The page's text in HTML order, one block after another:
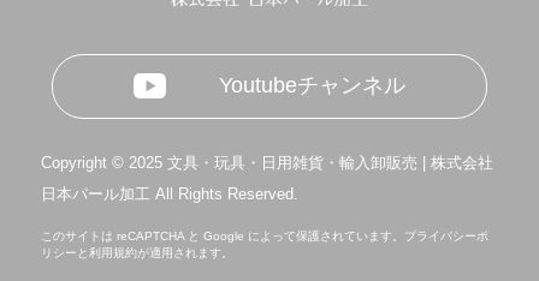
Youtubeチャンネル
Copyright © 2025 文具・玩具・日用雑貨・輸入卸販売 | 株式会社
日本パール加工 All Rights Reserved.
このサイトは reCAPTCHA と Google によって保護されています。
プライバシーポ
リシー と利用規約が適用されます。